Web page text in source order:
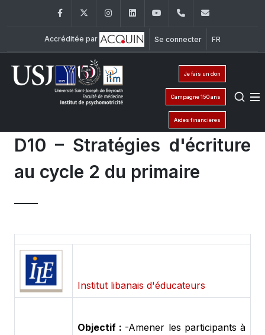
FacebookTwitter InstagramLinkedInYouTube+961 (1) 421 617
Accréditée par Se connecter FR
Je fais un don
Campagne 150 ans
Aides financières
D10 – Stratégies d'écriture
au cycle 2 du primaire
Institut libanais d'éducateurs
Objectif : -Amener les participants à